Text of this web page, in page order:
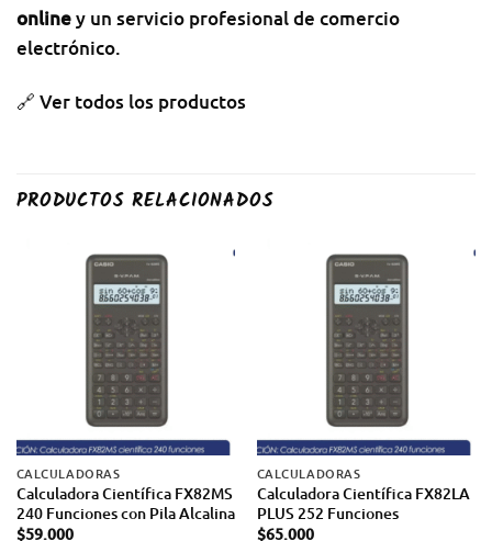
onliney un servicio profesional de comercio
electrónico.
🔗 Ver todos los productos
PRODUCTOS RELACIONADOS
CALCULADORAS
Calculadora Científica FX82MS
240 Funciones con Pila Alcalina
$59.000
CALCULADORAS
Calculadora Científica FX82LA
PLUS 252 Funciones
$65.000